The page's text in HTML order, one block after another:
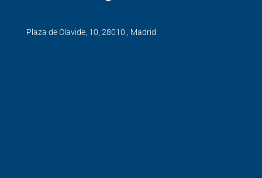
Plaza de Olavide, 10, 28010 , Madrid